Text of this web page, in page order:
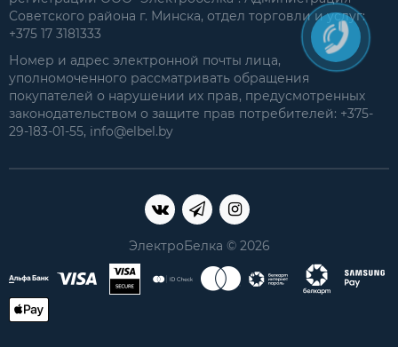
Советского района г. Минска, отдел торговли и услуг:
+375 17 3181333
Номер и адрес электронной почты лица,
уполномоченного рассматривать обращения
покупателей о нарушении их прав, предусмотренных
законодательством о защите прав потребителей: +375-
29-183-01-55, info@elbel.by
ЭлектроБелка © 2026